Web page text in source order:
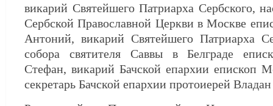
викарий Святейшего Патриарха Сербского,
Сербской Православной Церкви в Москве
Антоний, викарий Святейшего Патриарха
собора святителя Саввы в Белграде
Стефан, викарий Бачской епархии епископ
секретарь Бачской епархии протоиерей